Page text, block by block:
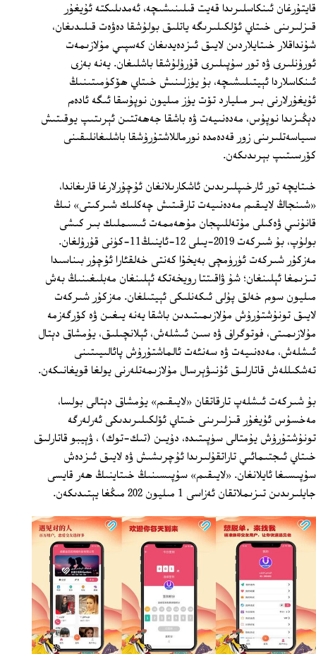
قايتۇرغان ئىنكاسلىرىدا قەيت قىلىنىشىچە، ئەمدىلىكتە ئۇيغۇر
قىزلىرىنى خىتاي ئۆلكىلىرىگە ياتلىق بولۇشقا دەۋەت قىلىدىغان،
شۇنداقلار خىتايلاردىن لايىق ئىزدەيدىغان كەسپىي مۇلازىمەت
ئورۇنلىرى ۋە تور سۇپىلىرى قۇرۇلۇشقا باشلىغان. يەنە بەزى
ئىنكاسلاردا ئېيتىلىشىچە، بۇ يۈزلىنىش خىتاي ھۆكۈمىتىنىڭ
ئۇيغۇرلارنى بىر مىليارد تۆت يۈز مىليون نوپۇسقا ئىگە ئادەم
دېڭىزىدا نوپۇس، مەدەنىيەت ۋە باشقا جەھەتتىن ئېرىتىپ يوقىتىش
سىياسەتلىرىنى زور قەدەمدە نورماللاشتۇرۇشقا باشلىغانلىقىنى
كۆرسىتىپ بېرىدىكەن.
خىتايچە تور ئارخىپلىرىدىن ئاشكارىلانغان ئۇچۇرلارغا قارىغاندا،
«شىنجاڭ لايىقىم مەدەنىيەت تارقىتىش چەكلىك شىركىتى» نىڭ
قانۇنىي ۋەكىلى مۇتەللىپجان مۇھەممەت ئىسىملىك بىر كىشى
بولۇپ، بۇ شىركەت 2019-يىلى 12-ئاينىڭ11-كۈنى قۇرۇلغان.
مەزكۇر شىركەت ئۈرۈمچى بەيخۇا كەنتى خەلقئارا ئۇچۇر بىناسىدا
تىزىمغا ئېلىنغان؛ شۇ ۋاقىتتا رويخەتكە ئېلىنغان مەبلىغىنىڭ بەش
مىليون سوم خەلق پۇلى ئىكەنلىكى ئېيتىلغان. مەزكۇر شىركەت
لايىق تونۇشتۇرۇش مۇلازىمىتىدىن باشقا يەنە يىغىن ۋە كۆرگەزمە
مۇلازىمىتى، فوتوگراف ۋە سىن ئىشلەش، ئېلانچىلىق، يۇمشاق دېتال
ئىشلەش، مەدەنىيەت ۋە سەنئەت ئالماشتۇرۇش پائالىيىتىنى
تەشكىللەش قاتارلىق ئۇنىۋېرسال مۇلازىمەتلەرنى يولغا قويغانىكەن.
بۇ شىركەت ئىشلەپ تارقاتقان «لايىقىم» يۇمشاق دېتالى بولسا،
مەخسۇس ئۇيغۇر قىزلىرىنى خىتاي ئۆلكىلىرىدىكى ئەرلەرگە
تونۇشتۇرۇش يۇمتالى سۈپىتىدە، دۇيىن (تىك-توك) ، ۋېيبو قاتارلىق
خىتاي ئىجتىمائىي تاراتقۇلىرىدا ئۇچرىشىش ۋە لايىق ئىزدەش
سۇپىسىغا ئايلانغان. «لايىقىم» سۇپىسىنىڭ خىتاينىڭ ھەر قايسى
جايلىرىدىن تىزىملاتقان ئەزاسى 1 مىليون 202 مىڭغا يېتىدىكەن.